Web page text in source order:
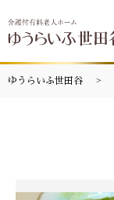
ゆうらいふ世田谷